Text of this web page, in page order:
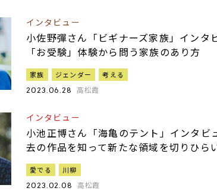
インタビュー
小佐野彈さん「ビギナーズ家族」イン
「お受験」体験から問う家族のあり方
家族 ジェンダー 考える
2023.06.28 高松霞
インタビュー
小池正博さん「海亀のテント」インタ
去の作品を知って新たな領域を切りひら
愛でる 川柳
2023.02.08 高松霞